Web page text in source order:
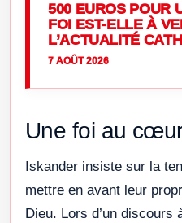
500 EUROS POUR
FOI EST-ELLE À
L’ACTUALITÉ
7 AOÛT 2026
Une foi au
Iskander insiste sur la
mettre en avant leur
Dieu. Lors d’un